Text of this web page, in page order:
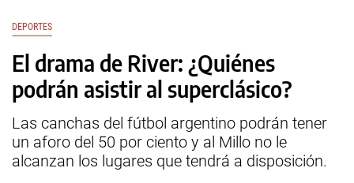
DEPORTES
El drama de River: ¿Quiénes
podrán asistir al superclásico?
Las canchas del fútbol argentino podrán tener
un aforo del 50 por ciento y al Millo no le
alcanzan los lugares que tendrá a disposición.